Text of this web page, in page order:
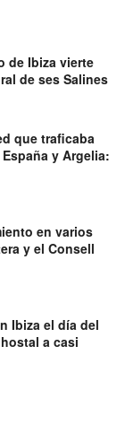
de Ibiza vierte
de ses Salines
que traficaba
y Argelia:
en varios
y el Consell
Ibiza el día del
a casi